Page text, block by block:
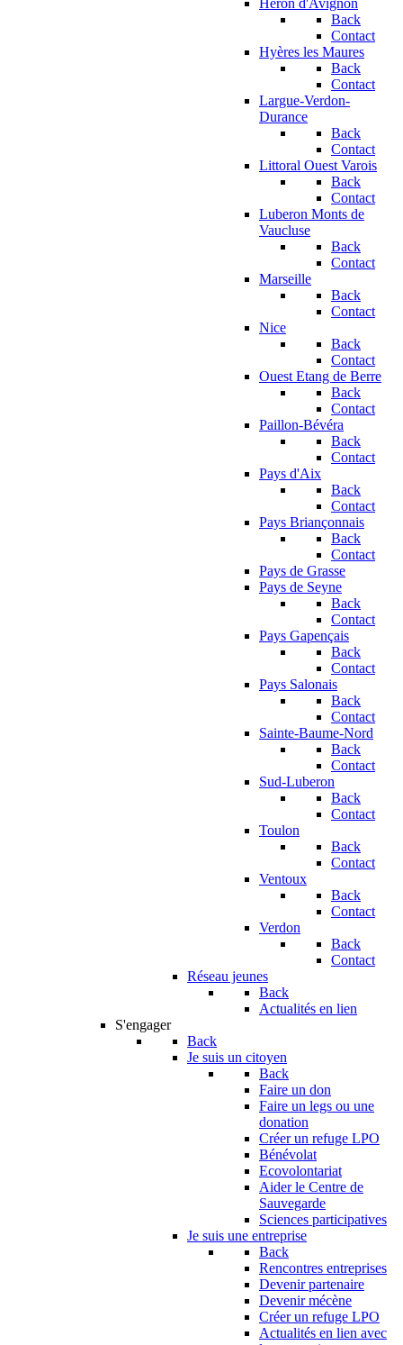
Héron d'Avignon
Back
Contact
Hyères les Maures
Back
Contact
Largue-Verdon-
Durance
Back
Contact
Littoral Ouest Varois
Back
Contact
Luberon Monts de
Vaucluse
Back
Contact
Marseille
Back
Contact
Nice
Back
Contact
Ouest Etang de Berre
Back
Contact
Paillon-Bévéra
Back
Contact
Pays d'Aix
Back
Contact
Pays Briançonnais
Back
Contact
Pays de Grasse
Pays de Seyne
Back
Contact
Pays Gapençais
Back
Contact
Pays Salonais
Back
Contact
Sainte-Baume-Nord
Back
Contact
Sud-Luberon
Back
Contact
Toulon
Back
Contact
Ventoux
Back
Contact
Verdon
Back
Contact
Réseau jeunes
Back
Actualités en lien
S'engager
Back
Je suis un citoyen
Back
Faire un don
Faire un legs ou une
donation
Créer un refuge LPO
Bénévolat
Ecovolontariat
Aider le Centre de
Sauvegarde
Sciences participatives
Je suis une entreprise
Back
Rencontres entreprises
Devenir partenaire
Devenir mécène
Créer un refuge LPO
Actualités en lien avec